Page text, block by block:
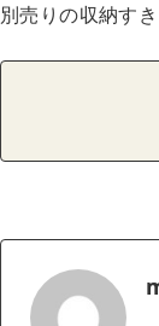
別売りの収納す